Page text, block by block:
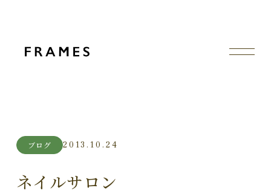
ブログ 2013.10.24
ネイルサロン